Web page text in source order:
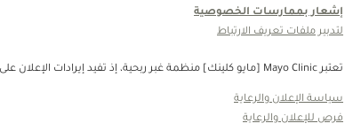
إشعار بممارسات الخصوصية
لتدبير ملفات تعريف الارتباط
تعتبر Mayo Clinic [مايو كلينك] منظمة غبر ربحية، إذ تفيد إيرادات الإعلان على الشبكة في دعم رسالتنا. لا تُصادق Mayo Clinic [مايو كلينك] على منتجات الجهة الثالثة أو الخدمات التي يتم الإعلان عنها. Mayo Clinic [مايو كلينك] منظمة غير ربحية. قم بالتبرع.
سياسة الإعلان والرعاية
فرص للإعلان والرعاية